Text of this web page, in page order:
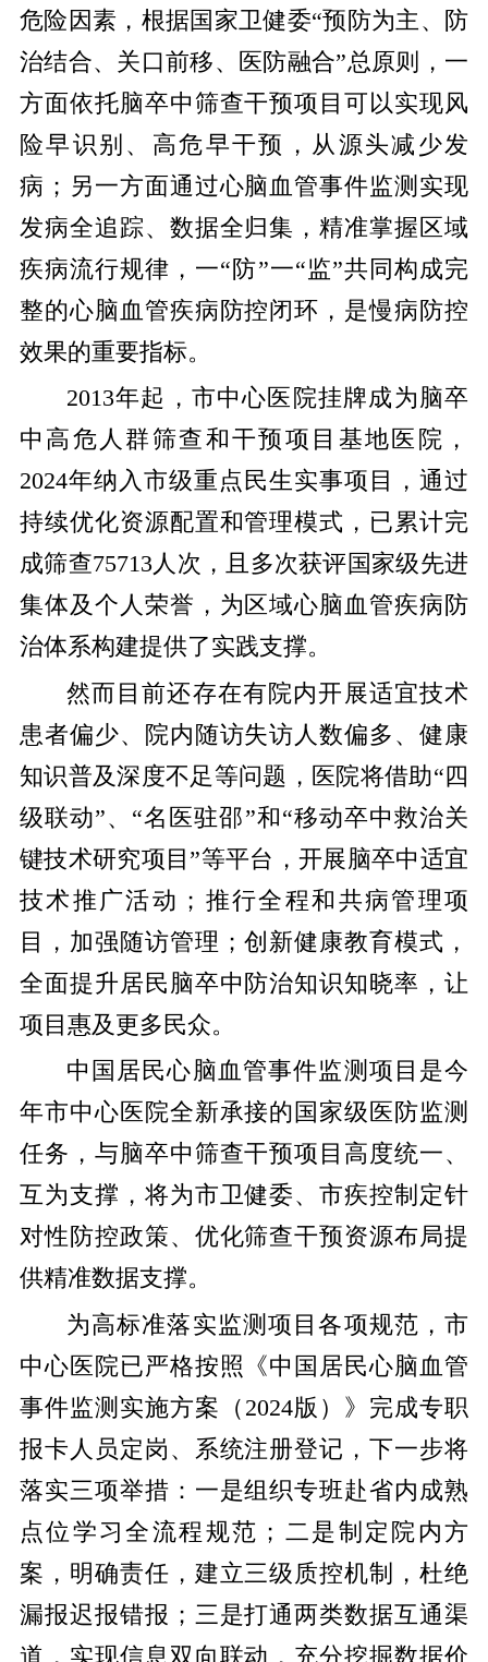
危险因素，根据国家卫健委“预防为主、防
治结合、关口前移、医防融合”总原则，一
方面依托脑卒中筛查干预项目可以实现风
险早识别、高危早干预，从源头减少发
病；另一方面通过心脑血管事件监测实现
发病全追踪、数据全归集，精准掌握区域
疾病流行规律，一“防”一“监”共同构成完
整的心脑血管疾病防控闭环，是慢病防控
效果的重要指标。
2013年起，市中心医院挂牌成为脑卒
中高危人群筛查和干预项目基地医院，
2024年纳入市级重点民生实事项目，通过
持续优化资源配置和管理模式，已累计完
成筛查75713人次，且多次获评国家级先进
集体及个人荣誉，为区域心脑血管疾病防
治体系构建提供了实践支撑。
然而目前还存在有院内开展适宜技术
患者偏少、院内随访失访人数偏多、健康
知识普及深度不足等问题，医院将借助“四
级联动”、“名医驻邵”和“移动卒中救治关
键技术研究项目”等平台，开展脑卒中适宜
技术推广活动；推行全程和共病管理项
目，加强随访管理；创新健康教育模式，
全面提升居民脑卒中防治知识知晓率，让
项目惠及更多民众。
中国居民心脑血管事件监测项目是今
年市中心医院全新承接的国家级医防监测
任务，与脑卒中筛查干预项目高度统一、
互为支撑，将为市卫健委、市疾控制定针
对性防控政策、优化筛查干预资源布局提
供精准数据支撑。
为高标准落实监测项目各项规范，市
中心医院已严格按照《中国居民心脑血管
事件监测实施方案（2024版）》完成专职
报卡人员定岗、系统注册登记，下一步将
落实三项举措：一是组织专班赴省内成熟
点位学习全流程规范；二是制定院内方
案，明确责任，建立三级质控机制，杜绝
漏报迟报错报；三是打通两类数据互通渠
道，实现信息双向联动，充分挖掘数据价